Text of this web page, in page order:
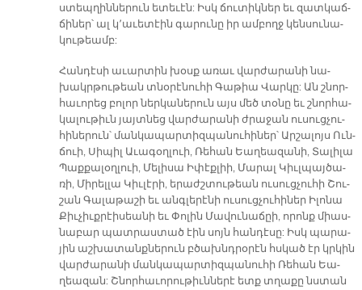
ստեպ­ղին­նե­րուն ե­տե­ւէն: Իսկ ճու­տիկ­ներ եւ զատ­կաճ­
ճի­ներ՝ ալ կ՚ա­ւե­տէին գա­րու­նը իր ամ­բողջ կեն­սու­նա­
կու­թեամբ:
Հան­դէ­սի ա­ւար­տին խօսք ա­ռաւ վար­ժա­րա­նի նա­
խակր­թու­թեան տնօ­րէ­նու­հի Գա­թիա Վար­կը: Ան շնոր­
հա­ւո­րեց բո­լոր ներ­կա­նե­րուն այս մեծ տօ­նը եւ շնոր­հա­
կա­լու­թիւն յայտ­նեց վար­ժա­րա­նի ժրա­ջան ու­սուց­չու­
հի­նե­րուն՝ ման­կա­պար­տիզ­պա­նու­հի­ներ՝ Ար­շա­լոյս Ուն­
ճուի, Սի­պիլ Ա­ւա­գօղ­լուի, Ռե­հան Եա­ղեա­զա­նի, Տա­լի­լա
Պաք­քա­լօղ­լուի, Մե­լի­սա Ի­փէք­լիի, Մա­րալ Կիւլ­պայ­ծա­
ռի, Մի­րել­լա Կիւ­լէ­րի, ե­րաժշտու­թեան ու­սուց­չու­հի Շու­
շան Գա­լա­թա­շի եւ անգ­լե­րէ­նի ու­սուց­չու­հի­ներ Ի­լո­նա
Քիւ­չիւք­րէի­սեա­նի եւ Փո­լին Մա­վու­նա­ճըի, ո­րոնք միաս­
նա­բար պատ­րաս­տած էին սոյն հան­դէ­սը: Իսկ պա­րա­
յին աշ­խա­տանք­նե­րուն բծախնդ­րօ­րէն հսկած էր կրկին
վար­ժա­րա­նի ման­կա­պար­տիզ­պա­նու­հի Ռե­հան Եա­
ղեա­զան: Շնոր­հա­ւո­րու­թիւն­նե­րէ ետք տղա­քը նստան